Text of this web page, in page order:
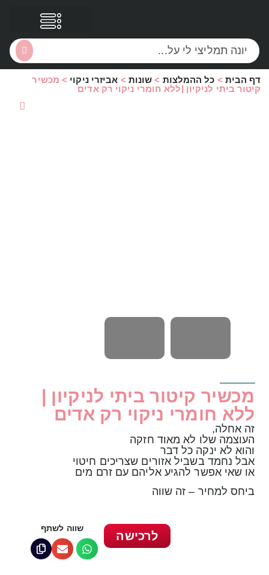
דף הבית > כל ההמלצות > שונות > אביזרי ניקוי > מכשיר
קיטור ביתי לניקיון |ללא חומרי ניקוי רק אדים
מכשיר קיטור ביתי לניקיון |
ללא חומרי ניקוי רק אדים
זה אחלה,
העוצמה שלו לא מאוד חזקה
והוא לא ינקה כל דבר
אבל נחמד בשביל אזורים שצריכים חיטוי
או שאי אפשר להגיע אליהם עם זרם מים
ביחס למחיר – זה שווה
שווה לשתף
לרכישה